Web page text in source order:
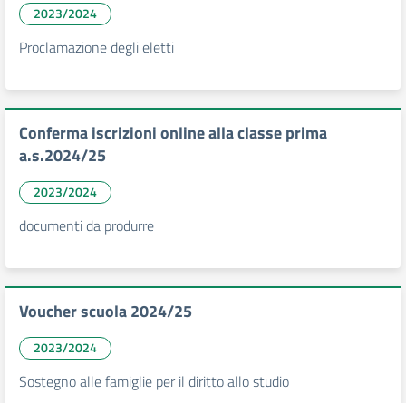
2023/2024
Proclamazione degli eletti
Conferma iscrizioni online alla classe prima
a.s.2024/25
2023/2024
documenti da produrre
Voucher scuola 2024/25
2023/2024
Sostegno alle famiglie per il diritto allo studio